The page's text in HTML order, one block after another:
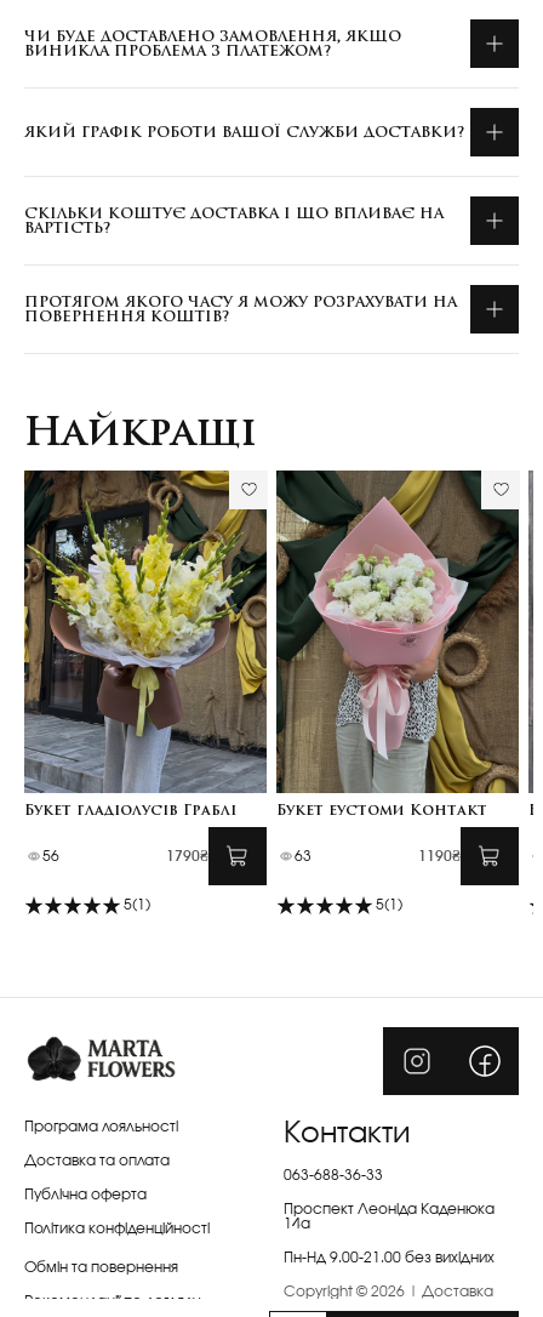
ЧИ БУДЕ ДОСТАВЛЕНО ЗАМОВЛЕННЯ, ЯКЩО
ВИНИКЛА ПРОБЛЕМА З ПЛАТЕЖОМ?
ЯКИЙ ГРАФІК РОБОТИ ВАШОЇ СЛУЖБИ ДОСТАВКИ?
СКІЛЬКИ КОШТУЄ ДОСТАВКА І ЩО ВПЛИВАЄ НА
ВАРТІСТЬ?
ПРОТЯГОМ ЯКОГО ЧАСУ Я МОЖУ РОЗРАХУВАТИ НА
ПОВЕРНЕННЯ КОШТІВ?
Найкращі
Букет гладіолусів Граблі
56 1790₴
5(1)
Букет еустоми Контакт
63 1190₴
5(1)
Програма лояльності
Доставка та оплата
Публічна оферта
Політика конфіденційності
Обмін та повернення
Рекомендації по догляду
Контакти
063-688-36-33
Проспект Леоніда Каденюка
14а
Пн-Нд 9.00-21.00 без вихідних
Copyright © 2026 | Доставка